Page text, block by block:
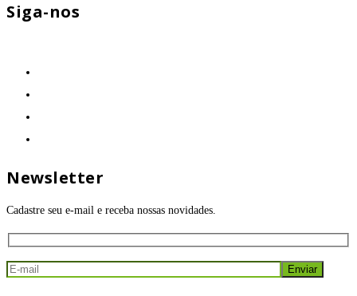
Siga-nos
Newsletter
Cadastre seu e-mail e receba nossas novidades.